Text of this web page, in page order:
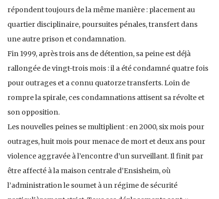
répondent toujours de la même manière : placement au
quartier disciplinaire, poursuites pénales, transfert dans
une autre prison et condamnation.
Fin 1999, après trois ans de détention, sa peine est déjà
rallongée de vingt-trois mois : il a été condamné quatre fois
pour outrages et a connu quatorze transferts. Loin de
rompre la spirale, ces condamnations attisent sa révolte et
son opposition.
Les nouvelles peines se multiplient : en 2000, six mois pour
outrages, huit mois pour menace de mort et deux ans pour
violence aggravée à l’encontre d’un surveillant. Il finit par
être affecté à la maison centrale d’Ensisheim, où
l’administration le soumet à un régime de sécurité